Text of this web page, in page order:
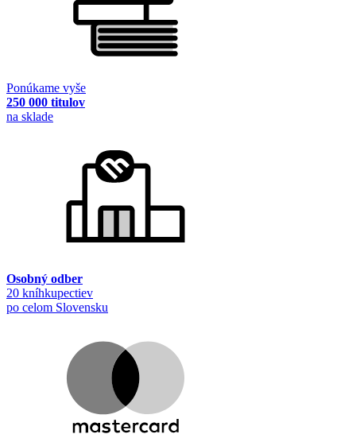
Ponúkame vyše
250 000 titulov
na sklade
Osobný odber
20 kníhkupectiev
po celom Slovensku